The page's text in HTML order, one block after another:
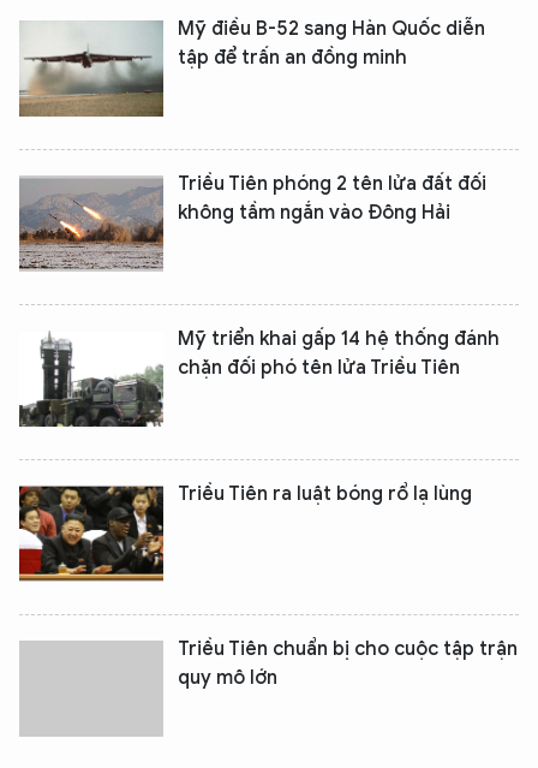
Mỹ điều B-52 sang Hàn Quốc diễn
tập để trấn an đồng minh
Triều Tiên phóng 2 tên lửa đất đối
không tầm ngắn vào Đông Hải
Mỹ triển khai gấp 14 hệ thống đánh
chặn đối phó tên lửa Triều Tiên
Triều Tiên ra luật bóng rổ lạ lùng
Triều Tiên chuẩn bị cho cuộc tập trận
quy mô lớn